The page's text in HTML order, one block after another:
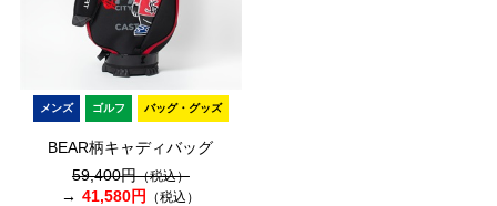
メンズ ゴルフ バッグ・グッズ
BEAR柄キャディバッグ
59,400円（税込）
41,580円 （税込）